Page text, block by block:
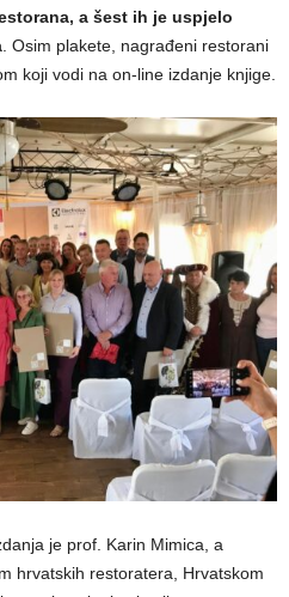
a šest ih je uspjelo
. Osim plakete, nagrađeni restorani
koji vodi na on-line izdanje knjige.
je prof. Karin Mimica, a
hrvatskih restoratera, Hrvatskom